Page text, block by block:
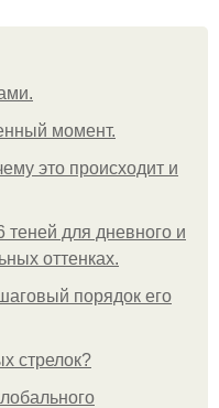
момент.
это происходит и
теней для дневного и
оттенках.
порядок его
стрелок?